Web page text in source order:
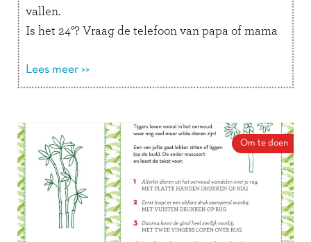
vallen.
Is het 24°? Vraag de telefoon van papa of mama
iemand die jij lief vindt.
Is het 30°? Vertel in een briefje met precies 30
Zelf opdrachten verzinnen mag natuurlijk ook!
Lees meer >>
Om te doen